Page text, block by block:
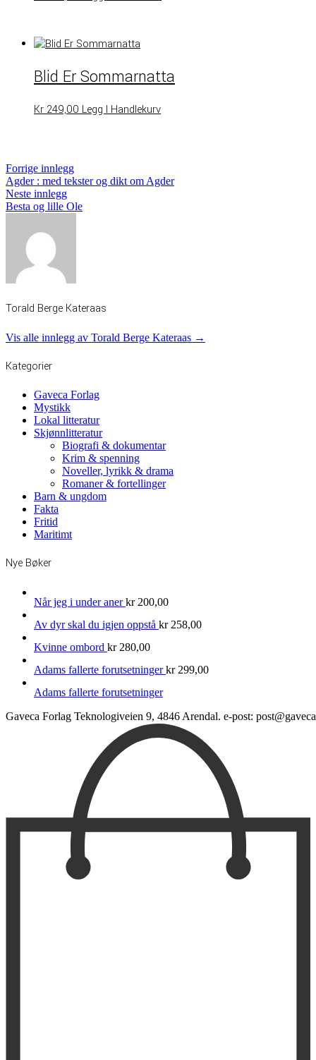
Blid Er Sommarnatta
Kr 249,00 Legg I Handlekurv
Innleggsnavigasjon
Forrige innleggForrige
innlegg:
Agder : med tekster og dikt om Agder
Neste innleggNeste
innlegg:
Besta og lille Ole
Torald Berge Kateraas
Vis alle innlegg av Torald Berge Kateraas →
Kategorier
Gaveca Forlag
Mystikk
Lokal litteratur
Skjønnlitteratur
Biografi & dokumentar
Krim & spenning
Noveller, lyrikk & drama
Romaner & fortellinger
Barn & ungdom
Fakta
Fritid
Maritimt
Nye Bøker
Når jeg i under aner kr200,00
Av dyr skal du igjen oppstå kr258,00
Kvinne ombord kr280,00
Adams fallerte forutsetninger kr299,00
Adams fallerte forutsetninger
Gaveca Forlag Teknologiveien 9, 4846 Arendal. e-post: